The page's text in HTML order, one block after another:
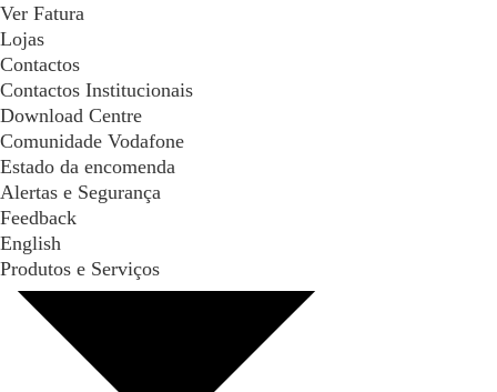
Ver Fatura
Lojas
Contactos
Contactos Institucionais
Download Centre
Comunidade Vodafone
Estado da encomenda
Alertas e Segurança
Feedback
English
Produtos e Serviços